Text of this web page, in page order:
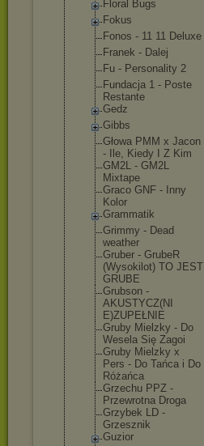
Floral Bugs
Fokus
Fonos - 11 11 Deluxe
Franek - Dalej
Fu - Personality 2
Fundacja 1 - Poste
Restante
Gedz
Gibbs
Głowa PMM x Jacon
- Ile, Kiedy I Z Kim
GM2L - GM2L
Mixtape
Graco GNF - Inny
Kolor
Grammatik
Grimmy - Dead
weather
Gruber - GrubeR
(Wysokilot) TO JEST
GRUBE
Grubson -
AKUSTYCZ(NI
E)ZUPEŁNIE
Gruby Mielzky - Do
Wesela Się Zagoi
Gruby Mielzky x
Pers - Do Tańca i Do
Różańca
Grzechu PPZ -
Przewrotna Droga
Grzybek LD -
Grzesznik
Guzior